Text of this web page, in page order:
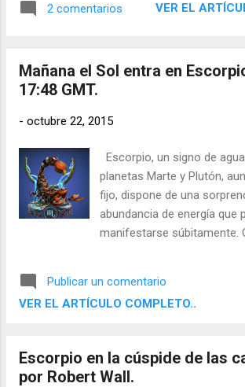
sentimientos.
2 comentarios VER EL
Mañana el Sol entra en
17:48 GMT.
- octubre 22, 2015
Escorpio, un signo de
planetas Marte y Plutón,
fijo, dispone de una
abundancia de energía que
manifestarse súbitamente.
sentimientos.
Publicar un comentario
VER EL ARTÍCULO COMPLETO..
Escorpio en la cúspide de las
por Robert Wall.